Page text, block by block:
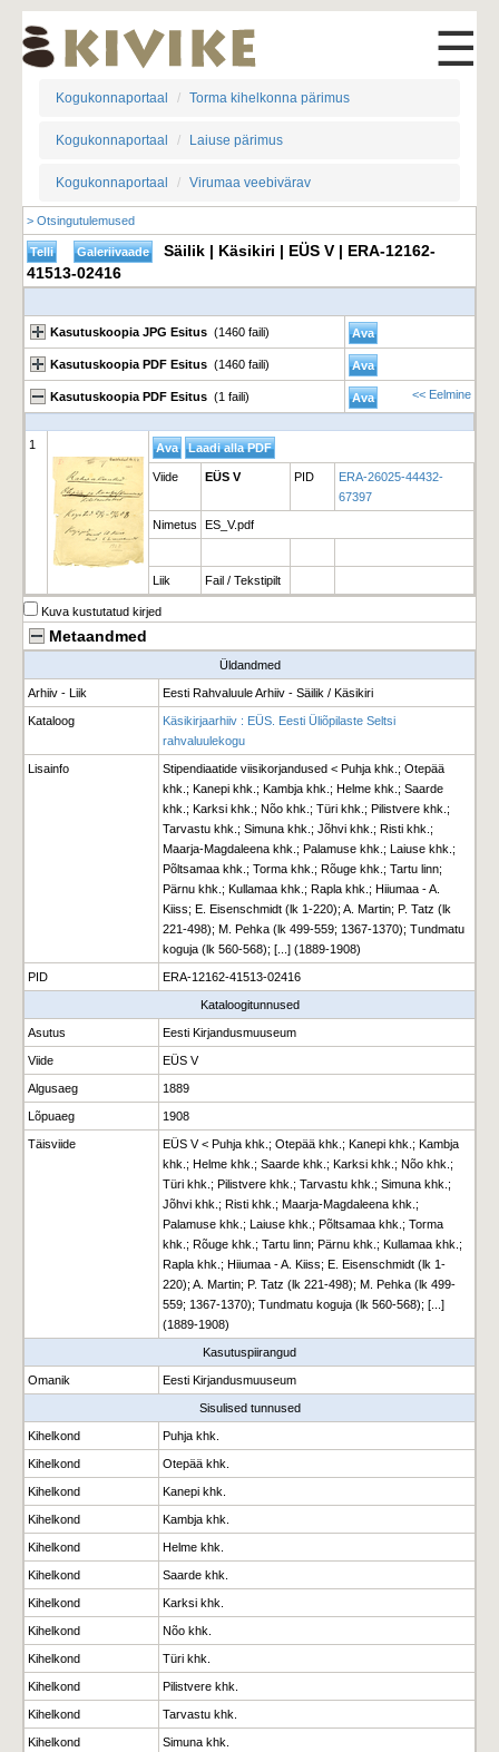
☰
Kogukonnaportaal Torma kihelkonna pärimus
Kogukonnaportaal Laiuse pärimus
Kogukonnaportaal Virumaa veebivärav
> Otsingutulemused
Säilik | Käsikiri | EÜS V | ERA-12162-
41513-02416
Kasutuskoopia JPG Esitus (1460 faili)
Kasutuskoopia PDF Esitus (1460 faili)
Kasutuskoopia PDF Esitus (1 faili) << Eelmine
1
Viide EÜS V PID
ERA-26025-44432-
67397
Nimetus ES_V.pdf
Liik Fail / Tekstipilt
Kuva kustutatud kirjed
Metaandmed
Üldandmed
Arhiiv - Liik Eesti Rahvaluule Arhiiv - Säilik / Käsikiri
Kataloog
Käsikirjaarhiiv : EÜS. Eesti Üliõpilaste Seltsi
rahvaluulekogu
Lisainfo
Stipendiaatide viisikorjandused < Puhja khk.; Otepää
khk.; Kanepi khk.; Kambja khk.; Helme khk.; Saarde
khk.; Karksi khk.; Nõo khk.; Türi khk.; Pilistvere khk.;
Tarvastu khk.; Simuna khk.; Jõhvi khk.; Risti khk.;
Maarja-Magdaleena khk.; Palamuse khk.; Laiuse khk.;
Põltsamaa khk.; Torma khk.; Rõuge khk.; Tartu linn;
Pärnu khk.; Kullamaa khk.; Rapla khk.; Hiiumaa - A.
Kiiss; E. Eisenschmidt (lk 1-220); A. Martin; P. Tatz (lk
221-498); M. Pehka (lk 499-559; 1367-1370); Tundmatu
koguja (lk 560-568); [...] (1889-1908)
PID ERA-12162-41513-02416
Kataloogitunnused
Asutus Eesti Kirjandusmuuseum
Viide EÜS V
Algusaeg 1889
Lõpuaeg 1908
Täisviide
EÜS V < Puhja khk.; Otepää khk.; Kanepi khk.; Kambja
khk.; Helme khk.; Saarde khk.; Karksi khk.; Nõo khk.;
Türi khk.; Pilistvere khk.; Tarvastu khk.; Simuna khk.;
Jõhvi khk.; Risti khk.; Maarja-Magdaleena khk.;
Palamuse khk.; Laiuse khk.; Põltsamaa khk.; Torma
khk.; Rõuge khk.; Tartu linn; Pärnu khk.; Kullamaa khk.;
Rapla khk.; Hiiumaa - A. Kiiss; E. Eisenschmidt (lk 1-
220); A. Martin; P. Tatz (lk 221-498); M. Pehka (lk 499-
559; 1367-1370); Tundmatu koguja (lk 560-568); [...]
(1889-1908)
Kasutuspiirangud
Omanik Eesti Kirjandusmuuseum
Sisulised tunnused
Kihelkond Puhja khk.
Kihelkond Otepää khk.
Kihelkond Kanepi khk.
Kihelkond Kambja khk.
Kihelkond Helme khk.
Kihelkond Saarde khk.
Kihelkond Karksi khk.
Kihelkond Nõo khk.
Kihelkond Türi khk.
Kihelkond Pilistvere khk.
Kihelkond Tarvastu khk.
Kihelkond Simuna khk.